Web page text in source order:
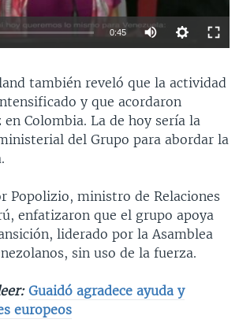
0:45
también reveló que la actividad
y que acordaron
Colombia. La de hoy sería la
del Grupo para abordar la
Popolizio, ministro de Relaciones
enfatizaron que el grupo apoya
liderado por la Asamblea
sin uso de la fuerza.
Guaidó agradece ayuda y
europeos